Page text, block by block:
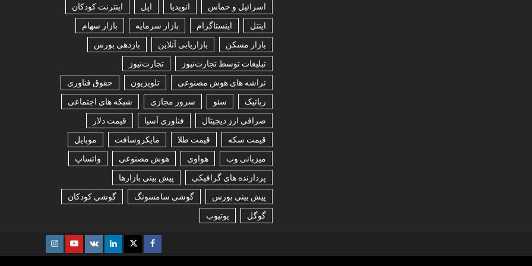
اسرائیل و حماس
انویدیا اپل
اینترنت کودکان
اینتل
اینستاگرام بازار سرمایه
بازار سهام
بازار مسکن
بازاریابی آنلاین
بازدهی بورس
تبلیغات توسط تجارت‌نیوز
تجارت‌نیوز
تراشه های هوش مصنوعی
تلویزیون
حقوق فناوری
رباتیک
سئو سرور مجازی
شبکه های اجتماعی
صرافی ارز دیجیتال
فناوری آسیا
قیمت دلار
قیمت سکه
قیمت طلا مایکروسافت
موبایل
میزبانی وب
هواوی هوش مصنوعی
واتساپ
پردازنده های گرافیکی
پیش بینی بازارها
پیش بینی بورس
گوشی سامسونگ
گوشی کودکان
گوگل
یوتیوب